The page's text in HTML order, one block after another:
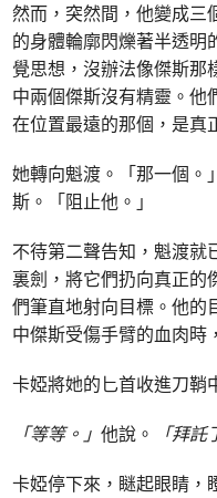
然而，突然間，他變成三
的身體輪廓閃爍著半透明
覺思想，沒辦法像傑斯那
中兩個傑斯沒有精靈。他
在位置最遠的那個，是真
她轉向魁渡。「那一個。
斯。「阻止他。」
不待第二聲告知，魁渡就
裏劍，將它們扔向真正的
們筆直地射向目標。他的
中傑斯受傷手臂的血肉時
卡婭將她的匕首收進刀鞘
「等等。」他說。 「拜託
卡婭停下來，瞇起眼睛，